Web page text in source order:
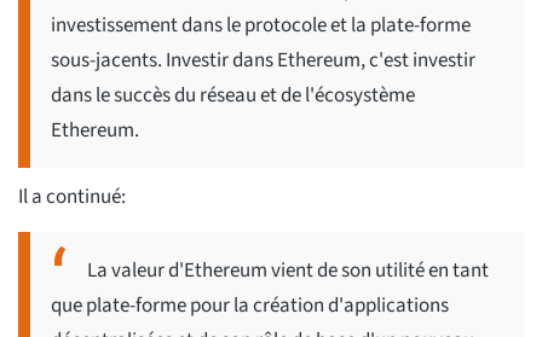
investissement dans le protocole et la plate-forme
sous-jacents. Investir dans Ethereum, c'est investir
dans le succès du réseau et de l'écosystème
Ethereum.
Il a continué:
La valeur d'Ethereum vient de son utilité en tant
que plate-forme pour la création d'applications